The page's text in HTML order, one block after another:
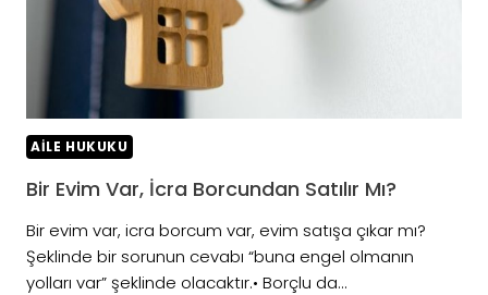
AILE HUKUKU
Bir Evim Var, İcra Borcundan Satılır Mı?
Bir evim var, icra borcum var, evim satışa çıkar mı?
Şeklinde bir sorunun cevabı “buna engel olmanın
yolları var” şeklinde olacaktır.• Borçlu da…